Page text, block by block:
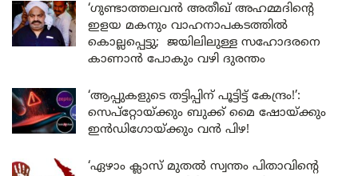
‘ഗുണ്ടാത്തലവൻ അതീഖ് അഹമ്മദിന്റെ
ഇളയ മകനും വാഹനാപകടത്തിൽ
കൊല്ലപ്പെട്ടു; ജയിലിലുള്ള സഹോദരനെ
കാണാൻ പോകും വഴി ദുരന്തം
‘ആപ്പുകളുടെ തട്ടിപ്പിന് പൂട്ടിട്ട് കേന്ദ്രം!’:
സെപ്റ്റോയ്ക്കും ബുക്ക് മൈ ഷോയ്ക്കും
ഇൻഡിഗോയ്ക്കും വൻ പിഴ!
‘ഏഴാം ക്ലാസ് മുതൽ സ്വന്തം പിതാവിന്റെ